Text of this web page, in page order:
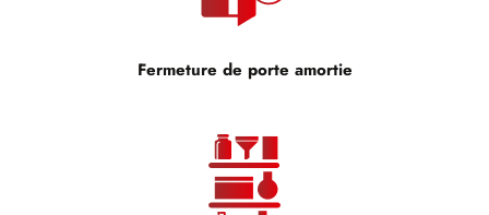
Fermeture de porte amortie